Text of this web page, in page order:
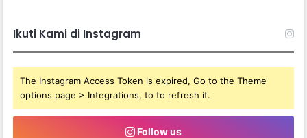
Ikuti Kami di Instagram
The Instagram Access Token is expired, Go to the Theme
options page > Integrations, to to refresh it.
Follow us